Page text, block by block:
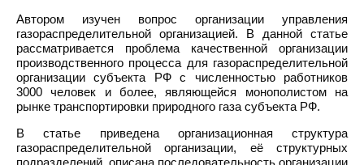
Автором изучен вопрос организации управления
газораспределительной организацией. В данной статье
рассматривается проблема качественной организации
производственного процесса для газораспределительной
организации субъекта РФ с численностью работников
3000 человек и более, являющейся монополистом на
рынке транспортировки природного газа субъекта РФ.
В статье приведена организационная структура
газораспределительной организации, её структурных
подразделений, описана последовательность организации